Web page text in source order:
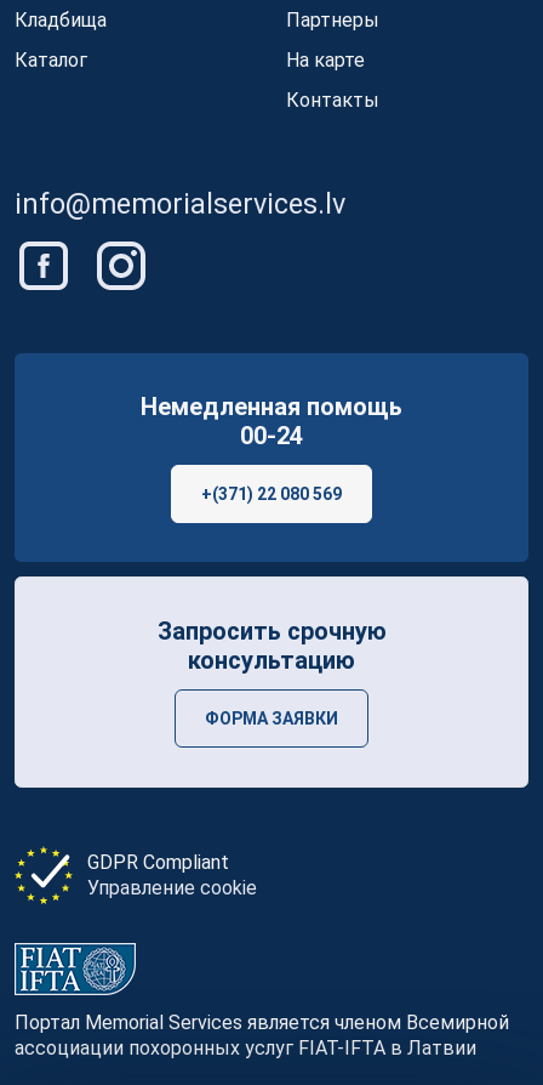
Кладбища
Каталог
Партнеры
На карте
Контакты
info@memorialservices.lv
GDPR Compliant
Управление cookie
Портал Memorial Services является членом Всемирной
ассоциации похоронных услуг FIAT-IFTA в Латвии
Немедленная помощь
00-24
+(371) 22 080 569
Запросить срочную
консультацию
ФОРМА ЗАЯВКИ